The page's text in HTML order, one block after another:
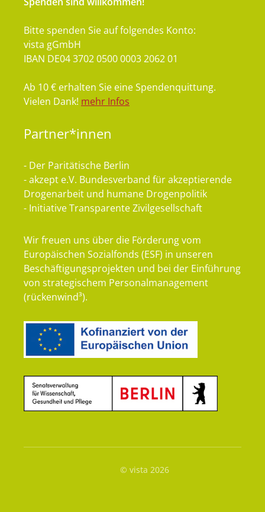
Bitte spenden Sie auf folgendes Konto:
vista gGmbH
IBAN DE04 3702 0500 0003 2062 01
Ab 10 € erhalten Sie eine Spendenquittung.
Vielen Dank! mehr Infos
Partner*innen
- Der Paritätische Berlin
- akzept e.V. Bundesverband für akzeptierende
Drogenarbeit und humane Drogenpolitik
- Initiative Transparente Zivilgesellschaft
Wir freuen uns über die Förderung vom
Europäischen Sozialfonds (ESF) in unseren
Beschäftigungsprojekten und bei der Einführung
von strategischem Personalmanagement
(rückenwind³).
© vista 2026